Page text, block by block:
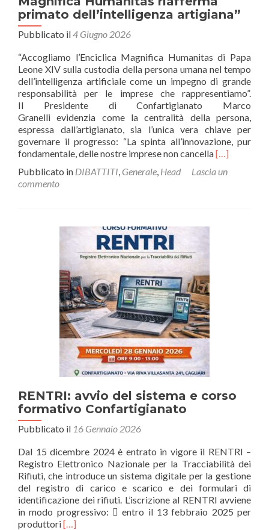
primato dell’intelligenza artigiana”
Pubblicato il4 Giugno 2026
“Accogliamo l’Enciclica Magnifica Humanitas di Papa
Leone XIV sulla custodia della persona umana nel tempo
dell’intelligenza artificiale come un impegno di grande
responsabilità per le imprese che rappresentiamo”.
Il Presidente di Confartigianato Marco
Granelli evidenzia come la centralità della persona,
espressa dall’artigianato, sia l’unica vera chiave per
governare il progresso: “La spinta all’innovazione, pur
fondamentale, delle nostre imprese non cancellaLeggi
piùIl
[…]
Pubblicato in DIBATTITI, Generale, Head
Lascia un
commento
RENTRI: avvio del sistema e corso
formativo Confartigianato
Pubblicato il 16 Gennaio 2026
Dal 15 dicembre 2024 è entrato in vigore il RENTRI –
Registro Elettronico Nazionale per la Tracciabilità dei
Rifiuti, che introduce un sistema digitale per la gestione
del registro di carico e scarico e dei formulari di
identificazione dei rifiuti. L’iscrizione al RENTRI avviene
in modo progressivo:  entro il 13 febbraio 2025 per
produttoriLeggi
[…]